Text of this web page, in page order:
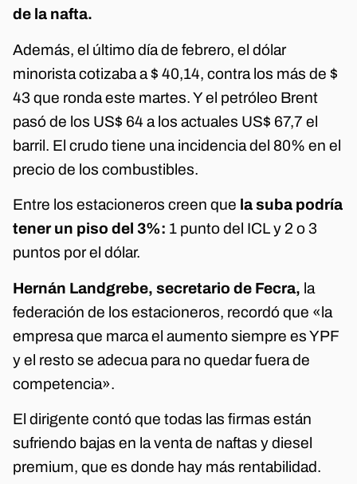
de la nafta.
Además, el último día de febrero, el dólar
minorista cotizaba a $ 40,14, contra los más de $
43 que ronda este martes. Y el petróleo Brent
pasó de los US$ 64 a los actuales US$ 67,7 el
barril. El crudo tiene una incidencia del 80% en el
precio de los combustibles.
Entre los estacioneros creen que la suba podría
tener un piso del 3%: 1 punto del ICL y 2 o 3
puntos por el dólar.
Hernán Landgrebe, secretario de Fecra, la
federación de los estacioneros, recordó que «la
empresa que marca el aumento siempre es YPF
y el resto se adecua para no quedar fuera de
competencia».
El dirigente contó que todas las firmas están
sufriendo bajas en la venta de naftas y diesel
premium, que es donde hay más rentabilidad.